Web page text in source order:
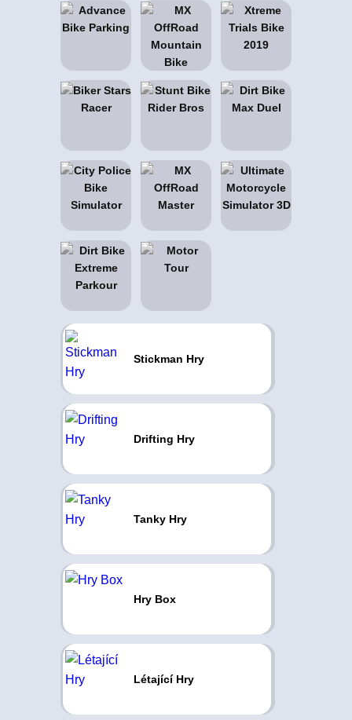
Stickman Hry
Drifting Hry
Tanky Hry
Hry Box
Létající Hry